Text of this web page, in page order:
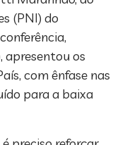
(PNI) do
os
com ênfase nas
para a baixa